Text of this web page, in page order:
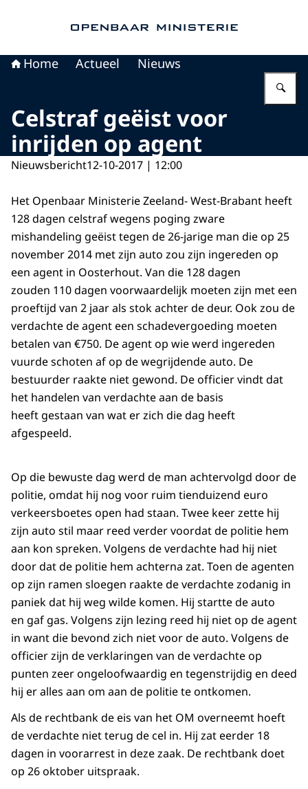
Home Actueel Nieuws
Celstraf geëist voor
inrijden op agent
Nieuwsbericht12-10-2017 | 12:00
Het Openbaar Ministerie Zeeland- West-Brabant heeft
128 dagen celstraf wegens poging zware
mishandeling geëist tegen de 26-jarige man die op 25
november 2014 met zijn auto zou zijn ingereden op
een agent in Oosterhout. Van die 128 dagen
zouden 110 dagen voorwaardelijk moeten zijn met een
proeftijd van 2 jaar als stok achter de deur. Ook zou de
verdachte de agent een schadevergoeding moeten
betalen van €750. De agent op wie werd ingereden
vuurde schoten af op de wegrijdende auto. De
bestuurder raakte niet gewond. De officier vindt dat
het handelen van verdachte aan de basis
heeft gestaan van wat er zich die dag heeft
afgespeeld.
Op die bewuste dag werd de man achtervolgd door de
politie, omdat hij nog voor ruim tienduizend euro
verkeersboetes open had staan. Twee keer zette hij
zijn auto stil maar reed verder voordat de politie hem
aan kon spreken. Volgens de verdachte had hij niet
door dat de politie hem achterna zat. Toen de agenten
op zijn ramen sloegen raakte de verdachte zodanig in
paniek dat hij weg wilde komen. Hij startte de auto
en gaf gas. Volgens zijn lezing reed hij niet op de agent
in want die bevond zich niet voor de auto. Volgens de
officier zijn de verklaringen van de verdachte op
punten zeer ongeloofwaardig en tegenstrijdig en deed
hij er alles aan om aan de politie te ontkomen.
Als de rechtbank de eis van het OM overneemt hoeft
de verdachte niet terug de cel in. Hij zat eerder 18
dagen in voorarrest in deze zaak. De rechtbank doet
op 26 oktober uitspraak.